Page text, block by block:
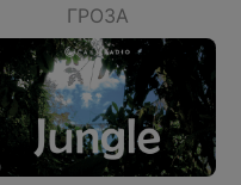
ГРОЗА